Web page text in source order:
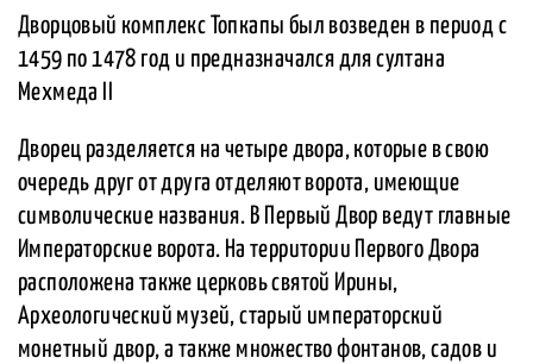
Дворцовый комплекс Топкапы был возведен в период с
1459 по 1478 год и предназначался для султана
Мехмеда II
Дворец разделяется на четыре двора, которые в свою
очередь друг от друга отделяют ворота, имеющие
символические названия. В Первый Двор ведут главные
Императорские ворота. На территории Первого Двора
расположена также церковь святой Ирины,
Археологический музей, старый императорский
монетный двор, а также множество фонтанов, садов и